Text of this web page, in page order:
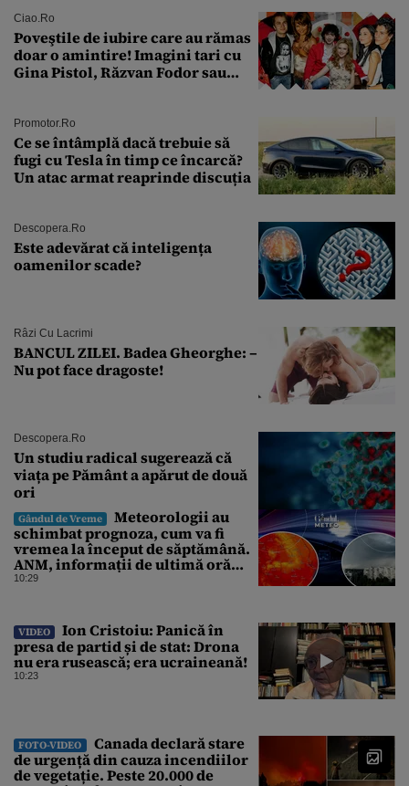
Ciao.ro
Poveştile de iubire care au rămas
doar o amintire! Imagini tari cu
Gina Pistol, Răzvan Fodor sau
Promotor.ro
Ce se întâmplă dacă trebuie să
fugi cu Tesla în timp ce încarcă?
Un atac armat reaprinde discuția
Descopera.ro
Este adevărat că inteligența
oamenilor scade?
Râzi Cu Lacrimi
BANCUL ZILEI. Badea Gheorghe: –
Nu pot face dragoste!
Descopera.ro
Un studiu radical sugerează că
viața pe Pământ a apărut de două
ori
Gândul de Vreme
Meteorologii au
schimbat prognoza, cum va fi
vremea la început de săptămână.
ANM, informații de ultimă oră
pentru Gândul
10:29
VIDEO
Ion Cristoiu: Panică în
presa de partid și de stat: Drona
nu era rusească; era ucraineană!
10:23
FOTO-VIDEO
Canada declară stare
de urgență din cauza incendiilor
de vegetație. Peste 20.000 de